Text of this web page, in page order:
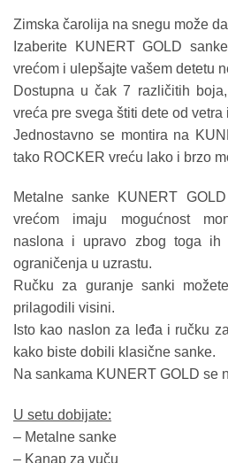
Zimska čarolija na snegu može
Izaberite KUNERT GOLD
vrećom i ulepšajte vašem detetu
Dostupna u čak 7 različitih
vreća pre svega štiti dete od vetra
Jednostavno se montira na
tako ROCKER vreću lako i brzo
Metalne sanke KUNERT
vrećom imaju mogućnost
naslona i upravo zbog toga ih
ograničenja u uzrastu.
Ručku za guranje sanki
prilagodili visini.
Isto kao naslon za leđa i ručku
kako biste dobili klasične sanke.
Na sankama KUNERT GOLD se
U setu dobijate:
– Metalne sanke
– Kanap za vuču